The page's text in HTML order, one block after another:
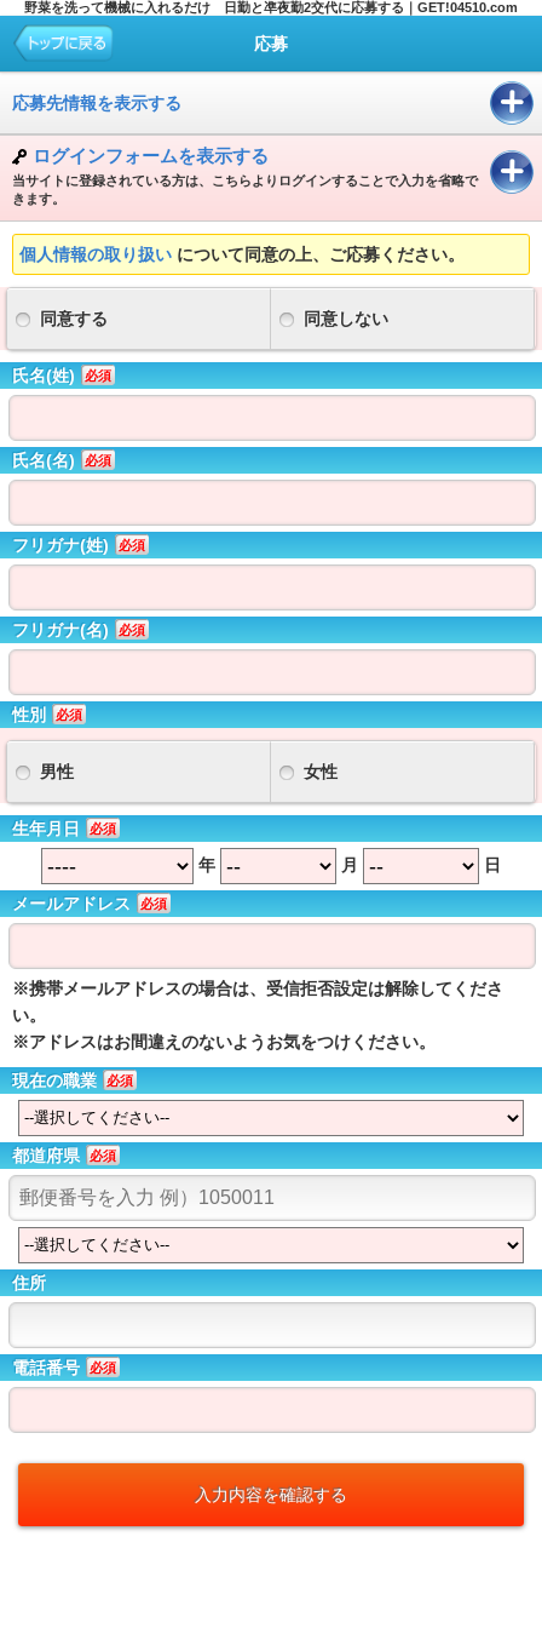
野菜を洗って機械に入れるだけ 日勤と凖夜勤2交代に応募する｜GET!04510.com
応募
応募先情報を表示する
ログインフォームを表示する
当サイトに登録されている方は、こちらよりログインすることで入力を省略で
きます。
個人情報の取り扱い について同意の上、ご応募ください。
同意する 同意しない
氏名(姓) 必須
氏名(名) 必須
フリガナ(姓) 必須
フリガナ(名) 必須
性別 必須
男性 女性
生年月日 必須
年 月 日
メールアドレス 必須
※携帯メールアドレスの場合は、受信拒否設定は解除してくださ
い。
※アドレスはお間違えのないようお気をつけください。
現在の職業
必須
都道府県 必須
住所
電話番号 必須